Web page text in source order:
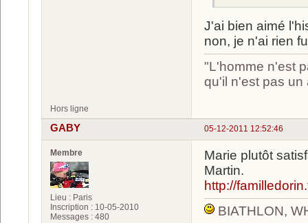
J'ai bien aimé
non, je n'ai rien
"L'homme n'est
qu'il n'est pas
Hors ligne
05-12-2011 12:52:46
GABY
Membre
Lieu : Paris
Inscription : 10-05-2010
Messages : 480
Marie plutôt
Martin.
http://
BIATHLON,